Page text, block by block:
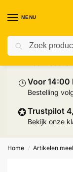
MENU
⛟Prijs
⌚︎ Voor 14:00
Bestelling
✪Trustpilot
Bekijk onze
Home / Artikelen